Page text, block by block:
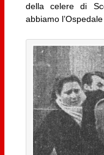
della celere di
abbiamo